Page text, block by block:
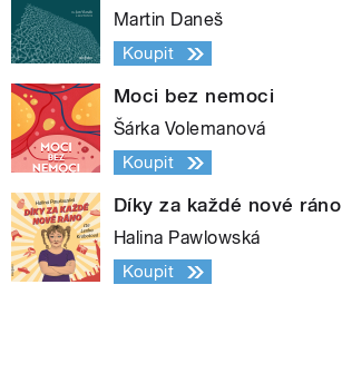
Martin Daneš
Koupit
Moci bez nemoci
Šárka Volemanová
Koupit
Díky za každé nové ráno
Halina Pawlowská
Koupit